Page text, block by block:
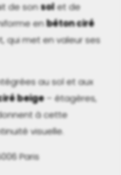
de sonsolet de
enbéton ciré
qui met en valeur ses
au sol et aux
beige– étagères,
à cette
visuelle.
Paris